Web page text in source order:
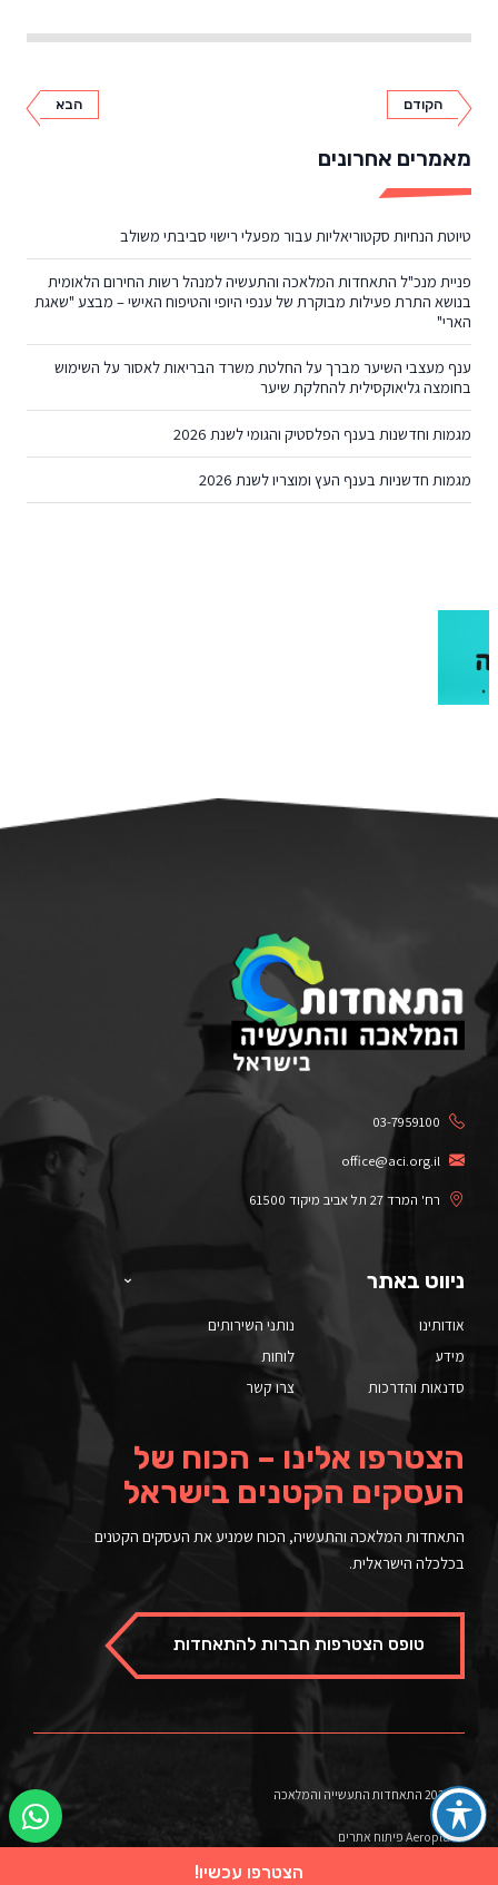
מאמרים אחרונים
טיוטת הנחיות סקטוריאליות עבור מפעלי רישוי סביבתי משולב
פניית מנכ"ל התאחדות המלאכה והתעשיה למנהל רשות החירום הלאומית
בנושא התרת פעילות מבוקרת של ענפי היופי והטיפוח האישי – מבצע "שאגת
הארי"
ענף מעצבי השיער מברך על החלטת משרד הבריאות לאסור על השימוש
בחומצה גליאוקסילית להחלקת שיער
מגמות וחדשנות בענף הפלסטיק והגומי לשנת 2026
מגמות חדשניות בענף העץ ומוצריו לשנת 2026
הקודם הבא
03-7959100
office@aci.org.il
רח' המרד 27 תל אביב מיקוד 61500
ניווט באתר
אודותינו
נותני השירותים
מידע
לוחות
סדנאות והדרכות
צרו קשר
הצטרפו אלינו – הכוח של
העסקים הקטנים בישראל
התאחדות המלאכה והתעשיה, הכוח שמניע את העסקים הקטנים
בכלכלה הישראלית.
טופס הצטרפות חברות להתאחדות
© 2026 התאחדות התעשייה והמלאכה
Aeroplane פיתוח אתרים
הצטרפו עכשיו!